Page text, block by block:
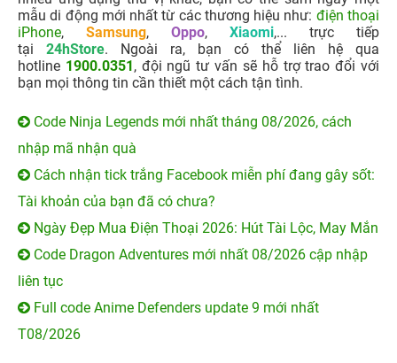
mẫu di động mới nhất từ các thương hiệu như: điện thoại
iPhone, Samsung, Oppo, Xiaomi,... trực tiếp
tại
24hStore. Ngoài ra, bạn có thể liên hệ qua
hotline 1900.0351, đội ngũ tư vấn sẽ hỗ trợ trao đổi với
bạn mọi thông tin cần thiết một cách tận tình.
Code Ninja Legends mới nhất tháng 08/2026, cách
nhập mã nhận quà
Cách nhận tick trắng Facebook miễn phí đang gây sốt:
Tài khoản của bạn đã có chưa?
Ngày Đẹp Mua Điện Thoại 2026: Hút Tài Lộc, May Mắn
Code Dragon Adventures mới nhất 08/2026 cập nhập
liên tục
Full code Anime Defenders update 9 mới nhất
T08/2026